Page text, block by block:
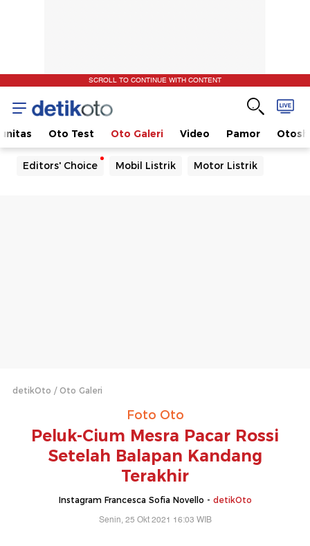
SCROLL TO CONTINUE WITH CONTENT
Oto Test Oto Galeri Video Pamor
Editors' Choice Mobil Listrik Motor Listrik
detikOto Oto Galeri
Foto Oto
Peluk-Cium Mesra Pacar Rossi
Setelah Balapan Kandang
Terakhir
Instagram Francesca Sofia Novello - detikOto
Senin, 25 Okt 2021 16:03 WIB